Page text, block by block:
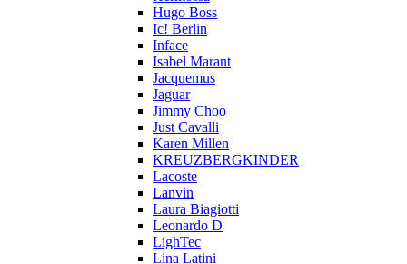
Hugo Boss
Ic! Berlin
Inface
Isabel Marant
Jacquemus
Jaguar
Jimmy Choo
Just Cavalli
Karen Millen
KREUZBERGKINDER
Lacoste
Lanvin
Laura Biagiotti
Leonardo D
LighTec
Lina Latini